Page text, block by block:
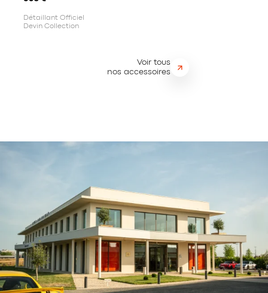
Détaillant Officiel
Devin Collection
Voir tous
nos accessoires